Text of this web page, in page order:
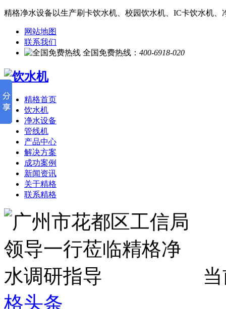
精格净水设备以生产刷卡饮水机、校园饮水机、IC卡饮水机
网站地图
联系我们
全国免费热线： 400-6918-020
精格首页
饮水机
净水设备
管线机
产品中心
解决方案
成功案例
新闻资讯
关于精格
联系精格
格头条